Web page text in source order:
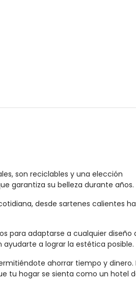
son reciclables y una elección
garantiza su belleza durante años.
desde sartenes calientes
para adaptarse a cualquier diseño
a lograr la estética posible.
ahorrar tiempo y dinero.
tu hogar se sienta como un hotel